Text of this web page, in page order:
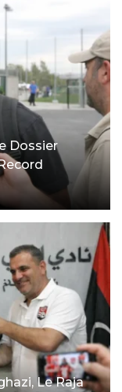
Dossier
Le Raja